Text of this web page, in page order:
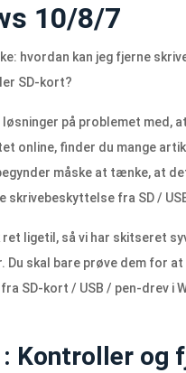
10/8/7
hvordan kan jeg fjerne
SD-kort?
på problemet med,
online, finder du mange
måske at tænke, at
skrivebeskyttelse fra SD /
ligetil, så vi har skitseret
Du skal bare prøve dem for
SD-kort / USB / pen-drev i
Kontroller og